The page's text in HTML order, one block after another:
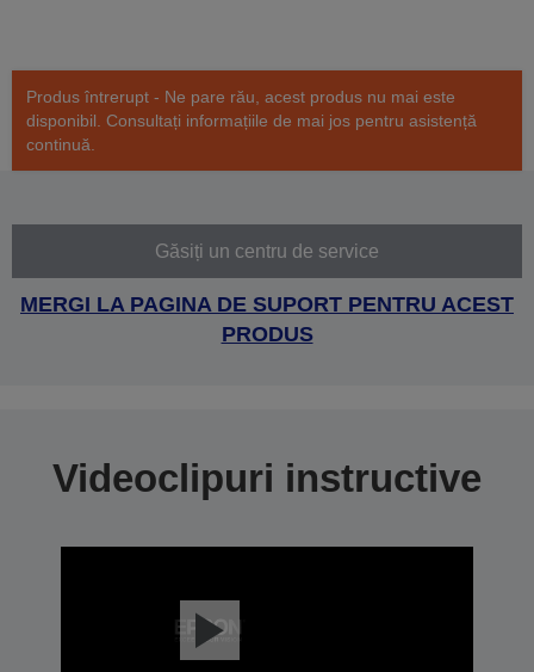
Produs întrerupt - Ne pare rău, acest produs nu mai este
disponibil. Consultați informațiile de mai jos pentru asistență
continuă.
Găsiți un centru de service
MERGI LA PAGINA DE SUPORT PENTRU ACEST
PRODUS
Videoclipuri instructive